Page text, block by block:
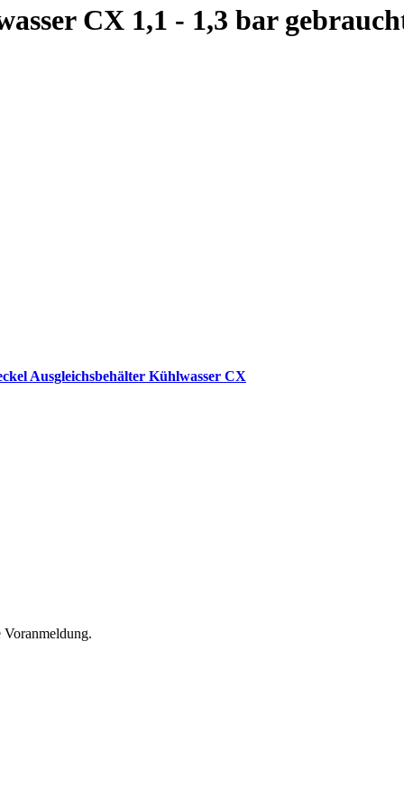
CX 1,1 - 1,3 bar
Ausgleichsbehälter Kühlwasser CX